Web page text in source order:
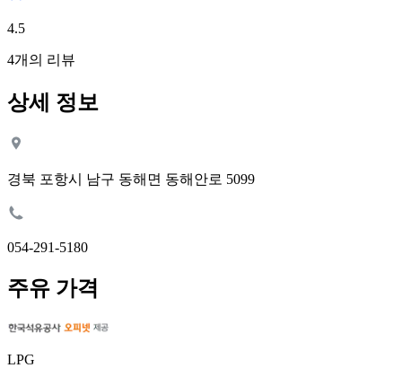
4.5
4개의 리뷰
상세 정보
경북 포항시 남구 동해면 동해안로 5099
054-291-5180
주유 가격
LPG